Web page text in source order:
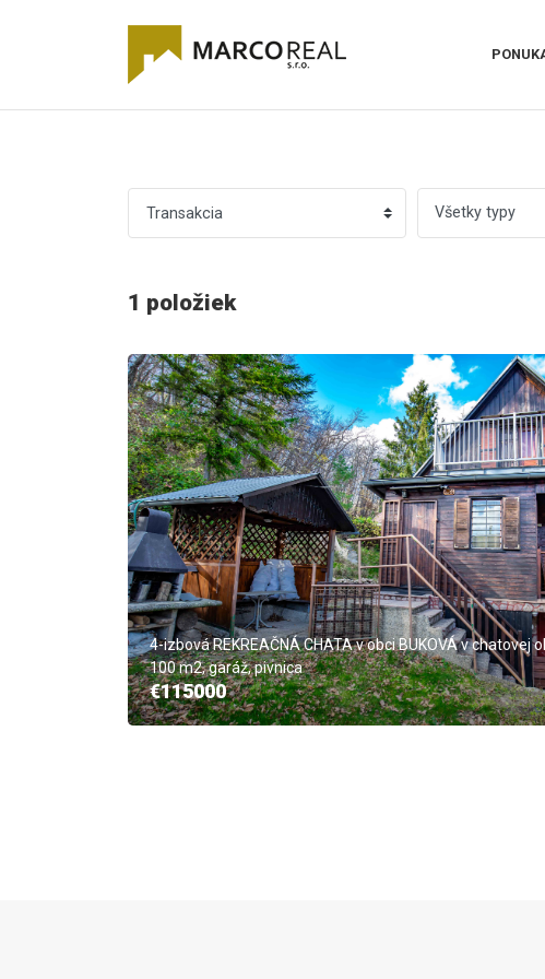
Všetky typy
1 položiek
4-izbová REKREAČNÁ CHATA v obci BUKOVÁ v chatovej
100 m2, garáž, pivnica
€115000